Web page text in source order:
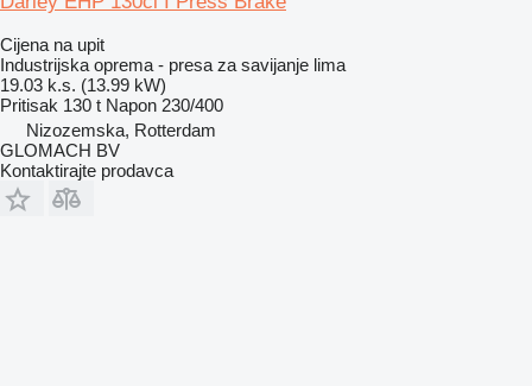
Cijena na upit
Industrijska oprema - presa za savijanje lima
19.03 k.s. (13.99 kW)
Pritisak 130 t Napon 230/400
Nizozemska, Rotterdam
GLOMACH BV
Kontaktirajte prodavca